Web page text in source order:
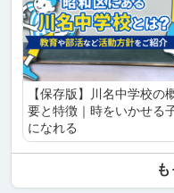
【保存版】川名中学校の
要と特徴｜時をいかせる
になれる